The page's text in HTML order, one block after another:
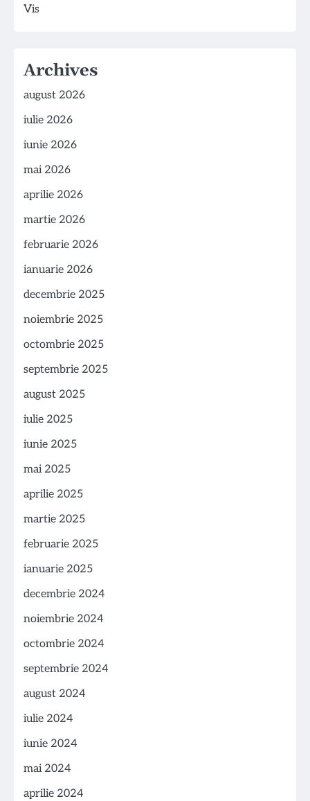
Vis
Archives
august 2026
iulie 2026
iunie 2026
mai 2026
aprilie 2026
martie 2026
februarie 2026
ianuarie 2026
decembrie 2025
noiembrie 2025
octombrie 2025
septembrie 2025
august 2025
iulie 2025
iunie 2025
mai 2025
aprilie 2025
martie 2025
februarie 2025
ianuarie 2025
decembrie 2024
noiembrie 2024
octombrie 2024
septembrie 2024
august 2024
iulie 2024
iunie 2024
mai 2024
aprilie 2024